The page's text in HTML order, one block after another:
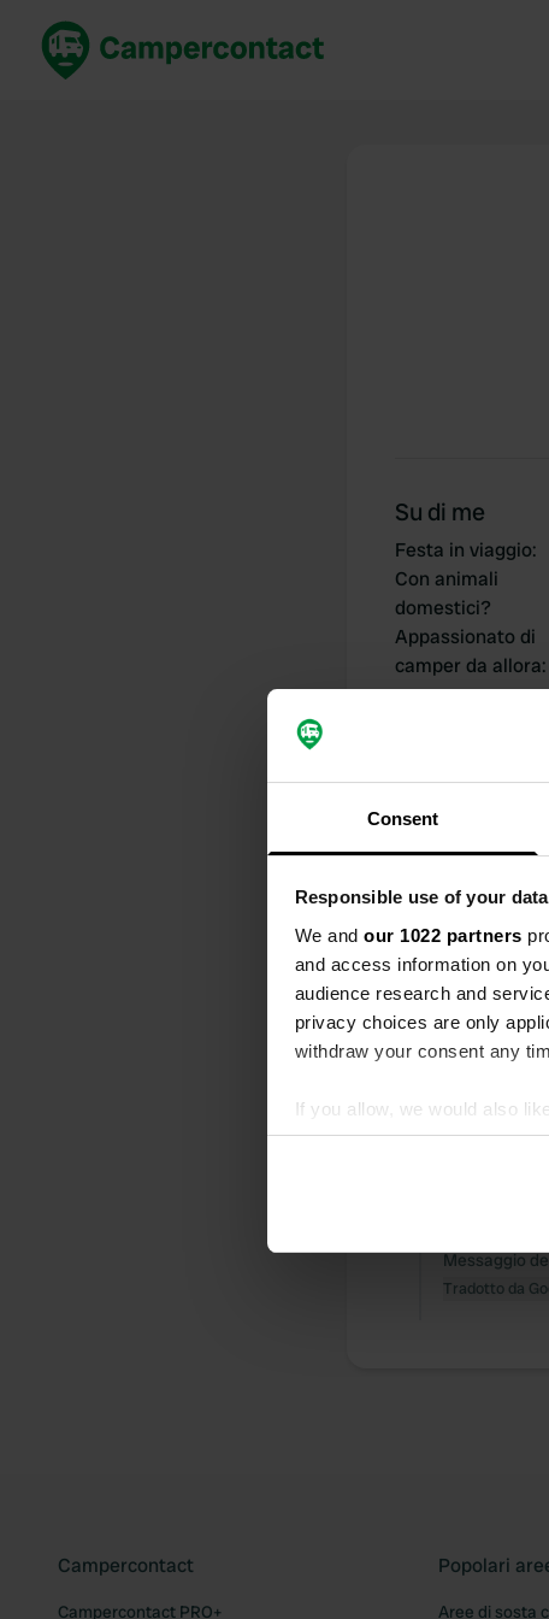
Consent
Responsible use of your data
We and our 1022 partners
and access information on
audience research and
privacy choices are only
withdraw your consent any
If you allow, we would also
Collect information about
Find out more about how
We use cookies to
information about your use
Su di me
Festa in viaggio:
Con animali
domestici?
Appassionato di
camper da allora:
I miei contributi
0
Posizioni
Tutto
Messaggio
Tradotto da
Campercontact
Campercontact PRO+
Popolari
Aree di sosta